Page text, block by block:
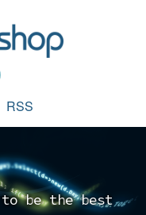
RSS
to be the best_